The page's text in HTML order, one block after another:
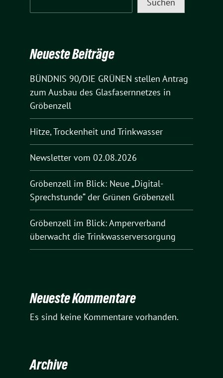
Neueste Beiträge
BÜNDNIS 90/DIE GRÜNEN stellen Antrag
zum Ausbau des Glasfasernnetzes in
Gröbenzell
Hitze, Trockenheit und Trinkwasser
Newsletter vom 02.08.2026
Gröbenzell im Blick: Neue „Digital-
Sprechstunde“ der Grünen Gröbenzell
Gröbenzell im Blick: Amperverband
überwacht die Trinkwasserversorgung
Neueste Kommentare
Es sind keine Kommentare vorhanden.
Archive